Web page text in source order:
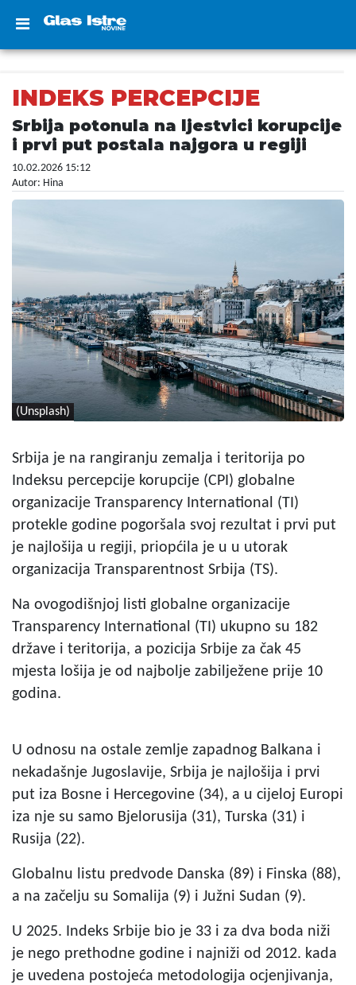
INDEKS PERCEPCIJE
Srbija potonula na ljestvici korupcije
i prvi put postala najgora u regiji
10.02.2026 15:12
Autor: Hina
(Unsplash)
Srbija je na rangiranju zemalja i teritorija po
Indeksu percepcije korupcije (CPI) globalne
organizacije Transparency International (TI)
protekle godine pogoršala svoj rezultat i prvi put
je najlošija u regiji, priopćila je u u utorak
organizacija Transparentnost Srbija (TS).
Na ovogodišnjoj listi globalne organizacije
Transparency International (TI) ukupno su 182
države i teritorija, a pozicija Srbije za čak 45
mjesta lošija je od najbolje zabilježene prije 10
godina.
U odnosu na ostale zemlje zapadnog Balkana i
nekadašnje Jugoslavije, Srbija je najlošija i prvi
put iza Bosne i Hercegovine (34), a u cijeloj Europi
iza nje su samo Bjelorusija (31), Turska (31) i
Rusija (22).
Globalnu listu predvode Danska (89) i Finska (88),
a na začelju su Somalija (9) i Južni Sudan (9).
U 2025. Indeks Srbije bio je 33 i za dva boda niži
je nego prethodne godine i najniži od 2012. kada
je uvedena postojeća metodologija ocjenjivanja,